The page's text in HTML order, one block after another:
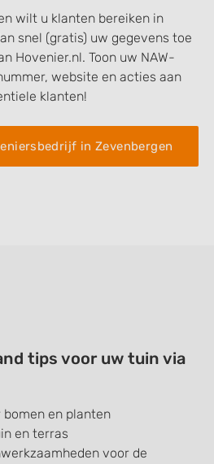
wilt u klanten bereiken in
snel (gratis) uw gegevens toe
Hovenier.nl. Toon uw NAW-
website en acties aan
klanten!
in Zevenbergen
tips voor uw tuin via
en planten
en terras
voor de